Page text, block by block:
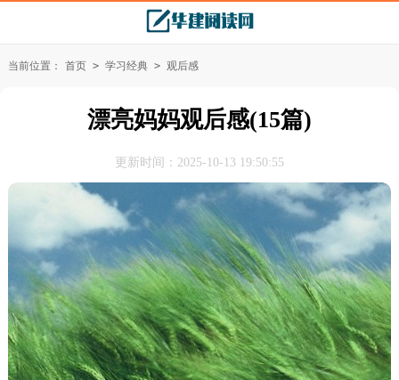
当前位置： 首页 > 学习经典 > 观后感
漂亮妈妈观后感(15篇)
更新时间：2025-10-13 19:50:55